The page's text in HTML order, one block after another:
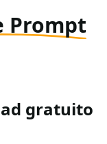
Prompt
gratuito